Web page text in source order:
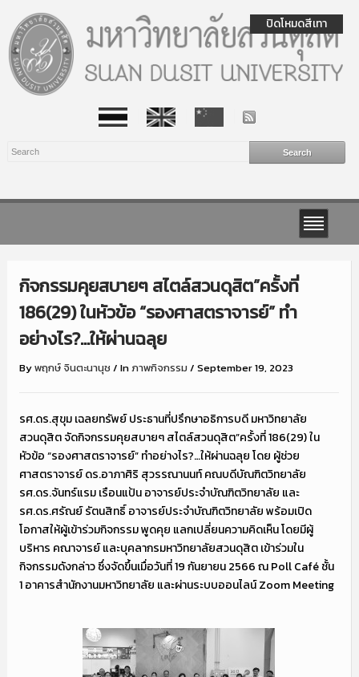
กิจกรรมคุยสบายๆ สไตล์สวนดุสิต”ครั้งที่
186(29) ในหัวข้อ “รองศาสตราจารย์” ทำ
อย่างไร?…ให้ผ่านฉลุย
Byพฤกษ์ จินตะนานุช / Inภาพกิจกรรม / September 19, 2023
รศ.ดร.สุขุม เฉลยทรัพย์ ประธานที่ปรึกษาอธิการบดี มหาวิทยาลัย
สวนดุสิต จัดกิจกรรมคุยสบายๆ สไตล์สวนดุสิต”ครั้งที่ 186(29) ใน
หัวข้อ “รองศาสตราจารย์” ทำอย่างไร?…ให้ผ่านฉลุย โดย ผู้ช่วย
ศาสตราจารย์ ดร.อาภาศิริ สุวรรณานนท์ คณบดีบัณฑิตวิทยาลัย
รศ.ดร.จันทร์แรม เรือนแป้น อาจารย์ประจำบัณฑิตวิทยาลัย และ
รศ.ดร.ศรัณย์ รัตนสิทธิ์ อาจารย์ประจำบัณฑิตวิทยาลัย พร้อมเปิด
โอกาสให้ผู้เข้าร่วมกิจกรรม พูดคุย แลกเปลี่ยนความคิดเห็น โดยมีผู้
บริหาร คณาจารย์ และบุคลากรมหาวิทยาลัยสวนดุสิต เข้าร่วมใน
กิจกรรมดังกล่าว ซึ่งจัดขึ้นเมื่อวันที่ 19 กันยายน 2566 ณ Poll Café ชั้น
1 อาคารสำนักงานมหาวิทยาลัย และผ่านระบบออนไลน์ Zoom Meeting
ปิดโหมดสีเทา